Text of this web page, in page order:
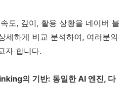
도, 깊이, 활용 상황을 네이버 블
세하게 비교 분석하여, 여러분의
자 합니다.
의 기반: 동일한 AI 엔진, 다